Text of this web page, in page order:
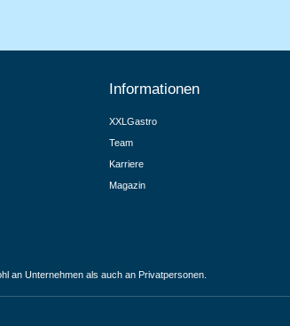
Informationen
XXLGastro
Team
Karriere
Magazin
an Unternehmen als auch an Privatpersonen.